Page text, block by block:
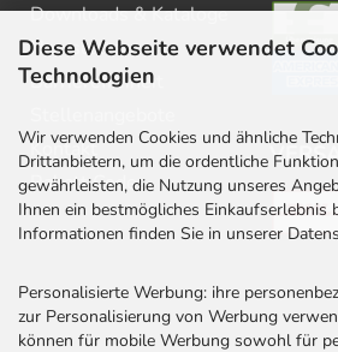
Diese Webseite verwendet
Technologien
Wir verwenden Cookies und ähnliche
Drittanbietern, um die ordentliche
gewährleisten, die Nutzung unseres
Ihnen ein bestmögliches Einkaufserlebnis
Informationen finden Sie in unserer
Personalisierte Werbung: ihre
zur Personalisierung von Werbung
können für mobile Werbung sowohl für
Downloads & Kataloge
Newsletter
Barrierefreiheit
Kontakt
Rabatt Codes